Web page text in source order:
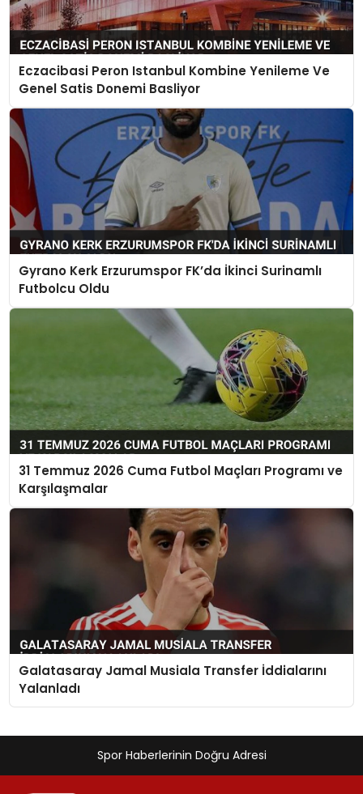
Eczacibasi Peron Istanbul Kombine Yenileme Ve
Genel Satis Donemi Basliyor
Gyrano Kerk Erzurumspor FK’da İkinci Surinamlı
Futbolcu Oldu
31 Temmuz 2026 Cuma Futbol Maçları Programı ve
Karşılaşmalar
Galatasaray Jamal Musiala Transfer İddialarını
Yalanladı
Spor Haberlerinin Doğru Adresi